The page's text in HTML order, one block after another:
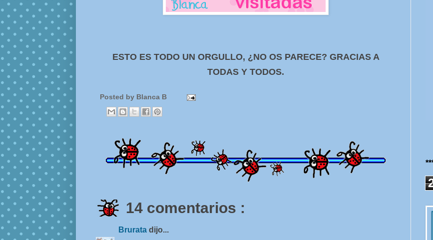
ESTO ES TODO UN ORGULLO, ¿NO OS PARECE? GRACIAS A
TODAS Y TODOS.
Posted by Blanca B
14 comentarios :
Brurata dijo...